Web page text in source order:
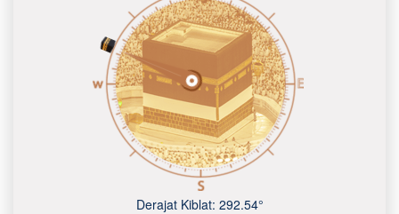
Derajat Kiblat: 292.54°